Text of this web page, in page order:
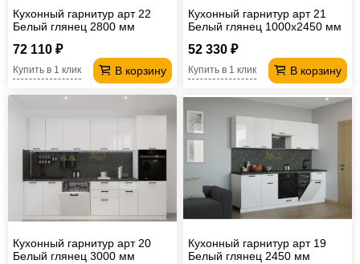
Кухонный гарнитур арт 22
Белый глянец 2800 мм
72 110 ₽
В корзину
Купить в 1 клик
Кухонный гарнитур арт 21
Белый глянец 1000х2450 мм
52 330 ₽
В корзину
Купить в 1 клик
Кухонный гарнитур арт 20
Белый глянец 3000 мм
Кухонный гарнитур арт 19
Белый глянец 2450 мм